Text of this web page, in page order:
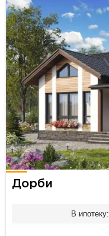
Дорби
В ипотеку: